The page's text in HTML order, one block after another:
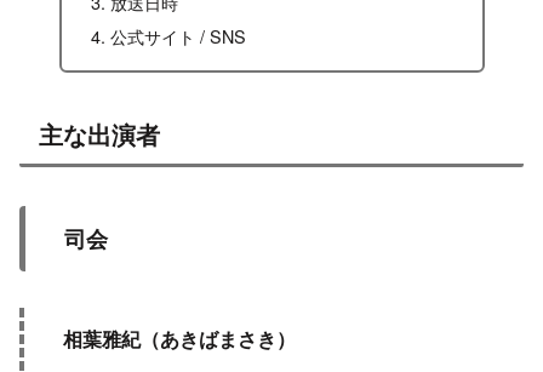
公式サイト / SNS
主な出演者
司会
相葉雅紀（あきばまさき）